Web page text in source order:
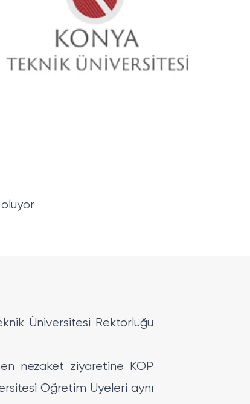
oluyor
Üniversitesi Rektörlüğü
nezaket ziyaretine KOP
Öğretim Üyeleri aynı